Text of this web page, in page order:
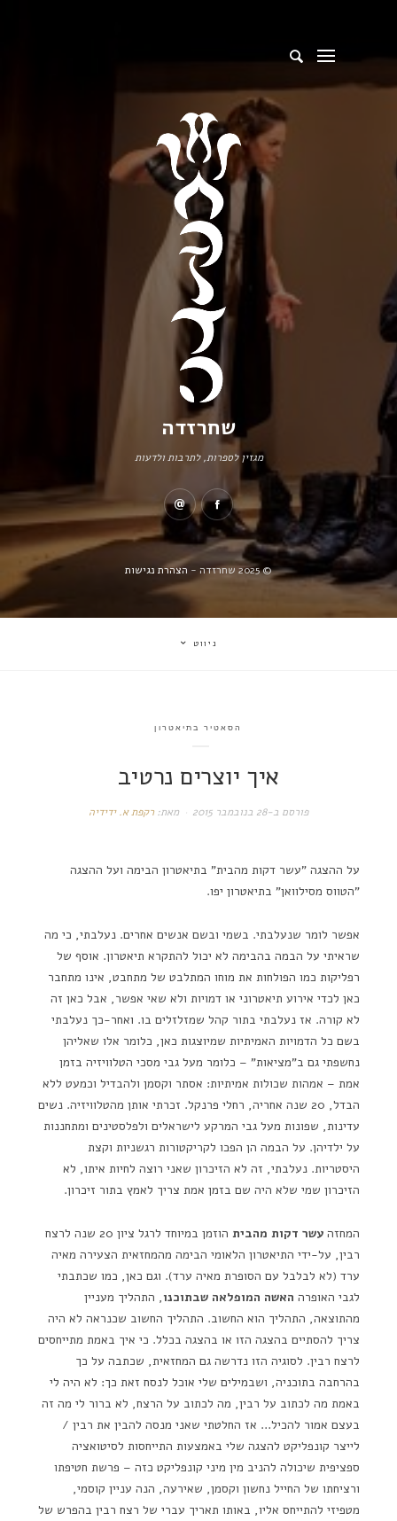
שחרזדה
מגזין לספרות, לתרבות ולדעות
© 2025 שחרזדה - הצהרת נגישות
ניווט
הסאטיר בתיאטרון
איך יוצרים נרטיב
פורסם ב-28 בנובמבר 2015 מאת:רקפת א. ידידיה
על ההצגה "עשר דקות מהבית" בתיאטרון הבימה ועל ההצגה
"הטווס מסילוואן" בתיאטרון יפו.
אפשר לומר שנעלבתי. בשמי ובשם אנשים אחרים. נעלבתי, כי מה
שראיתי על הבמה בהבימה לא יכול להתקרא תיאטרון. אוסף של
רפליקות כמו הפולחות את מוחו המתלבט של מתחבט, אינו מתחבר
כאן לכדי אירוע תיאטרוני או דמויות ולא שאי אפשר, אבל כאן זה
לא קורה. אז נעלבתי בתור קהל שמזלזלים בו. ואחר-כך נעלבתי
בשם כל הדמויות האמיתיות שמיוצגות כאן, כלומר אלו שאליהן
נחשפתי גם ב"מציאות" – כלומר מעל גבי מסכי הטלוויזיה בזמן
אמת – אמהות שכולות אמיתיות: אסתר וקסמן ולהבדיל וכמעט ללא
הבדל, 20 שנה אחריה, רחלי פרנקל. זכרתי אותן מהטלוויזיה. נשים
עדינות, שפונות מעל גבי המרקע לישראלים ולפלסטינים ומתחננות
על ילדיהן. על הבמה הן הפכו לקריקטורות רגשניות וקצת
היסטריות. נעלבתי, זה לא הזיכרון שאני רוצה לחיות איתו, לא
הזיכרון שמי שלא היה שם בזמן אמת צריך לאמץ בתור זיכרון.
המחזה עשר דקות מהבית
הוזמן במיוחד לרגל ציון 20 שנה לרצח
רבין, על-ידי התיאטרון הלאומי הבימה מהמחזאית הצעירה מאיה
ערד (לא לבלבל עם הסופרת מאיה ערד). וגם כאן, כמו שכתבתי
לגבי האופרה האשה המופלאה שבתוכנו, התהליך מעניין
מהתוצאה, התהליך הוא החשוב. התהליך החשוב שכנראה לא היה
צריך להסתיים בהצגה הזו או בהצגה בכלל. כי איך באמת מתייחסים
לרצח רבין. לסוגיה הזו נדרשה גם המחזאית, שכתבה על כך
בהרחבה בתוכניה, ושבמילים שלי אוכל לנסח זאת כך: לא היה לי
באמת מה לכתוב על רבין, מה לכתוב על הרצח, לא ברור לי מה זה
בעצם אמור להכיל… אז החלטתי שאני מנסה להבין את רבין /
לייצר קונפליקט להצגה שלי באמצעות התייחסות לסיטואציה
ספציפית שיכולה להניב מין מיני קונפליקט כזה – פרשת חטיפתו
ורציחתו של החייל נחשון וקסמן, שאירעה, הנה עניין קוסמי,
מטפיזי להתייחס אליו, באותו תאריך עברי של רצח רבין בהפרש של